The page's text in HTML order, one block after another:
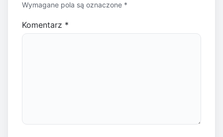
Wymagane pola są oznaczone *
Komentarz *